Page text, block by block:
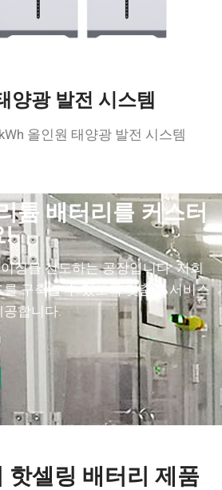
양광 발전 시스템
올인원 태양광 발전 시스템
튬 배터리를 커스터
!
징을 선도하는 공장입니다.저희
구축할 수 있도록 맞춤형 서비스
공합니다.
핫셀링 배터리 제품